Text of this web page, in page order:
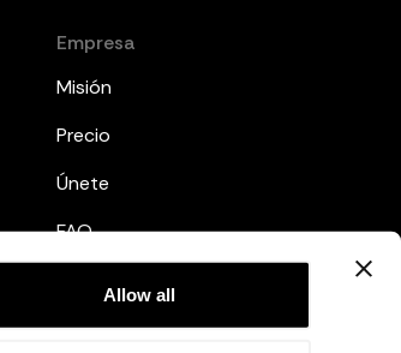
Allow all
Empresa
Misión
Precio
Únete
FAQ
Legal